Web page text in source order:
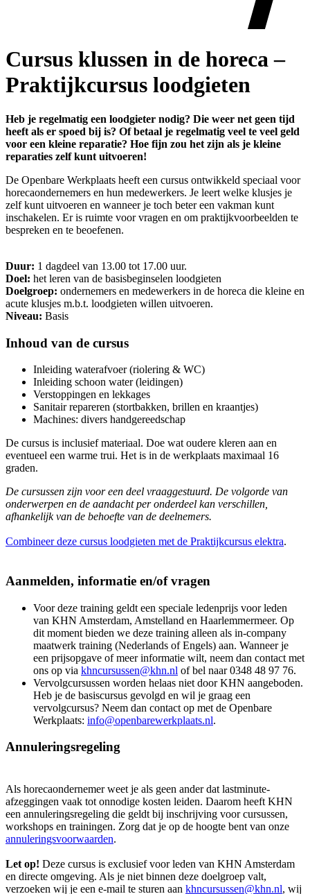
Cursus klussen in de horeca –
Praktijkcursus loodgieten
Heb je regelmatig een loodgieter nodig? Die weer net geen tijd
heeft als er spoed bij is? Of betaal je regelmatig veel te veel geld
voor een kleine reparatie? Hoe fijn zou het zijn als je kleine
reparaties zelf kunt uitvoeren!
De Openbare Werkplaats heeft een cursus ontwikkeld speciaal voor
horecaondernemers en hun medewerkers. Je leert welke klusjes je
zelf kunt uitvoeren en wanneer je toch beter een vakman kunt
inschakelen. Er is ruimte voor vragen en om praktijkvoorbeelden te
bespreken en te beoefenen.
Duur: 1 dagdeel van 13.00 tot 17.00 uur.
Doel: het leren van de basisbeginselen loodgieten
Doelgroep: ondernemers en medewerkers in de horeca die kleine en
acute klusjes m.b.t. loodgieten willen uitvoeren.
Niveau: Basis
Inhoud van de cursus
Inleiding waterafvoer (riolering & WC)
Inleiding schoon water (leidingen)
Verstoppingen en lekkages
Sanitair repareren (stortbakken, brillen en kraantjes)
Machines: divers handgereedschap
De cursus is inclusief materiaal. Doe wat oudere kleren aan en
eventueel een warme trui. Het is in de werkplaats maximaal 16
graden.
De cursussen zijn voor een deel vraaggestuurd. De volgorde van
onderwerpen en de aandacht per onderdeel kan verschillen,
afhankelijk van de behoefte van de deelnemers.
Combineer deze cursus loodgieten met de Praktijkcursus elektra.
Aanmelden, informatie en/of vragen
Voor deze training geldt een speciale ledenprijs voor leden
van KHN Amsterdam, Amstelland en Haarlemmermeer. Op
dit moment bieden we deze training alleen als in-company
maatwerk training (Nederlands of Engels) aan. Wanneer je
een prijsopgave of meer informatie wilt, neem dan contact met
ons op via khncursussen@khn.nl of bel naar 0348 48 97 76.
Vervolgcursussen worden helaas niet door KHN aangeboden.
Heb je de basiscursus gevolgd en wil je graag een
vervolgcursus? Neem dan contact op met de Openbare
Werkplaats: info@openbarewerkplaats.nl.
Annuleringsregeling
Als horecaondernemer weet je als geen ander dat lastminute-
afzeggingen vaak tot onnodige kosten leiden. Daarom heeft KHN
een annuleringsregeling die geldt bij inschrijving voor cursussen,
workshops en trainingen. Zorg dat je op de hoogte bent van onze
annuleringsvoorwaarden.
Let op! Deze cursus is exclusief voor leden van KHN Amsterdam
en directe omgeving. Als je niet binnen deze doelgroep valt,
verzoeken wij je een e-mail te sturen aan khncursussen@khn.nl, wij